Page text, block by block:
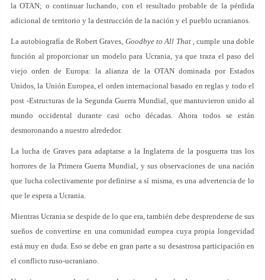
la OTAN; o continuar luchando, con el resultado probable de la pérdida
adicional de territorio y la destrucción de la nación y el pueblo ucranianos.
La autobiografía de Robert Graves, Goodbye to All That, cumple una doble
función al proporcionar un modelo para Ucrania, ya que traza el paso del
viejo orden de Europa: la alianza de la OTAN dominada por Estados
Unidos, la Unión Europea, el orden internacional basado en reglas y todo el
post -Estructuras de la Segunda Guerra Mundial, que mantuvieron unido al
mundo occidental durante casi ocho décadas. Ahora todos se están
desmoronando a nuestro alrededor.
La lucha de Graves para adaptarse a la Inglaterra de la posguerra tras los
horrores de la Primera Guerra Mundial, y sus observaciones de una nación
que lucha colectivamente por definirse a sí misma, es una advertencia de lo
que le espera a Ucrania.
Mientras Ucrania se despide de lo que era, también debe desprenderse de sus
sueños de convertirse en una comunidad europea cuya propia longevidad
está muy en duda. Eso se debe en gran parte a su desastrosa participación en
el conflicto ruso-ucraniano.